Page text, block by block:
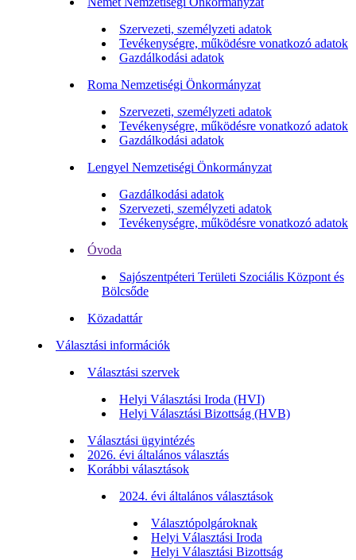
Szervezeti, személyzeti adatok
Tevékenységre, működésre vonatkozó adatok
Gazdálkodási adatok
Roma Nemzetiségi Önkormányzat
Szervezeti, személyzeti adatok
Tevékenységre, működésre vonatkozó adatok
Gazdálkodási adatok
Lengyel Nemzetiségi Önkormányzat
Gazdálkodási adatok
Szervezeti, személyzeti adatok
Tevékenységre, működésre vonatkozó adatok
Óvoda
Sajószentpéteri Területi Szociális Központ és
Bölcsőde
Közadattár
Választási információk
Választási szervek
Helyi Választási Iroda (HVI)
Helyi Választási Bizottság (HVB)
Választási ügyintézés
2026. évi általános választás
Korábbi választások
2024. évi általános választások
Választópolgároknak
Helyi Választási Iroda
Helyi Választási Bizottság